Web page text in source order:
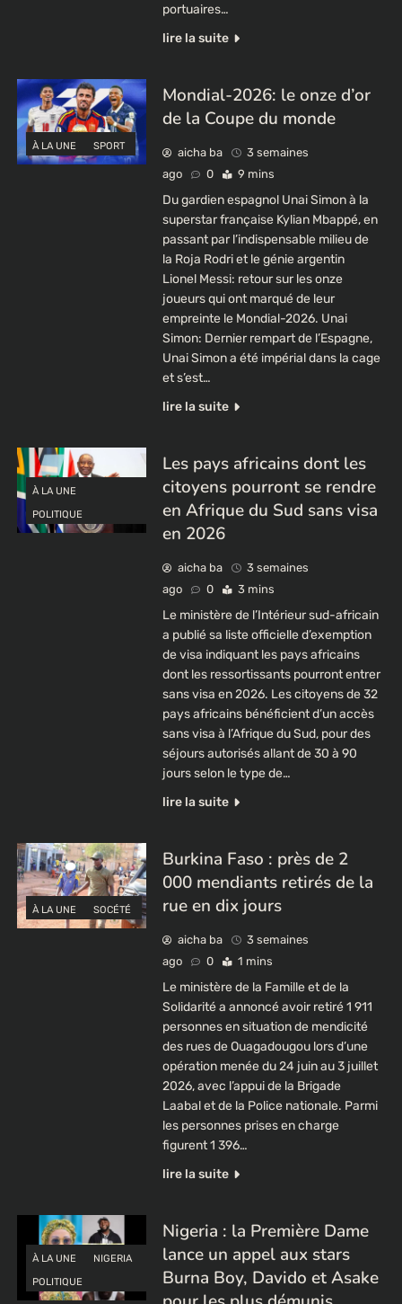
portuaires…
lire la suite
À LA UNE SPORT
Mondial-2026: le onze d’or
de la Coupe du monde
aicha ba
3 semaines
ago
0 9 mins
Du gardien espagnol Unai Simon à la
superstar française Kylian Mbappé, en
passant par l’indispensable milieu de
la Roja Rodri et le génie argentin
Lionel Messi: retour sur les onze
joueurs qui ont marqué de leur
empreinte le Mondial-2026. Unai
Simon: Dernier rempart de l’Espagne,
Unai Simon a été impérial dans la cage
et s’est…
lire la suite
À LA UNE
POLITIQUE
Les pays africains dont les
citoyens pourront se rendre
en Afrique du Sud sans visa
en 2026
aicha ba
3 semaines
ago
0 3 mins
Le ministère de l’Intérieur sud-africain
a publié sa liste officielle d’exemption
de visa indiquant les pays africains
dont les ressortissants pourront entrer
sans visa en 2026. Les citoyens de 32
pays africains bénéficient d’un accès
sans visa à l’Afrique du Sud, pour des
séjours autorisés allant de 30 à 90
jours selon le type de…
lire la suite
À LA UNE SOCÉTÉ
Burkina Faso : près de 2
000 mendiants retirés de la
rue en dix jours
aicha ba
3 semaines
ago
0 1 mins
Le ministère de la Famille et de la
Solidarité a annoncé avoir retiré 1 911
personnes en situation de mendicité
des rues de Ouagadougou lors d’une
opération menée du 24 juin au 3 juillet
2026, avec l’appui de la Brigade
Laabal et de la Police nationale. Parmi
les personnes prises en charge
figurent 1 396…
lire la suite
À LA UNE
NIGERIA
POLITIQUE
Nigeria : la Première Dame
lance un appel aux stars
Burna Boy, Davido et Asake